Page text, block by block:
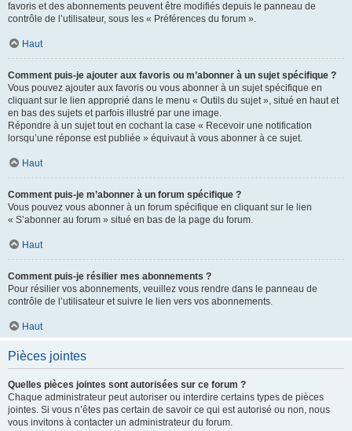
favoris et des abonnements peuvent être modifiés depuis le panneau de
contrôle de l’utilisateur, sous les « Préférences du forum ».
Haut
Comment puis-je ajouter aux favoris ou m’abonner à un sujet spécifique ?
Vous pouvez ajouter aux favoris ou vous abonner à un sujet spécifique en
cliquant sur le lien approprié dans le menu « Outils du sujet », situé en haut et
en bas des sujets et parfois illustré par une image.
Répondre à un sujet tout en cochant la case « Recevoir une notification
lorsqu’une réponse est publiée » équivaut à vous abonner à ce sujet.
Haut
Comment puis-je m’abonner à un forum spécifique ?
Vous pouvez vous abonner à un forum spécifique en cliquant sur le lien
« S’abonner au forum » situé en bas de la page du forum.
Haut
Comment puis-je résilier mes abonnements ?
Pour résilier vos abonnements, veuillez vous rendre dans le panneau de
contrôle de l’utilisateur et suivre le lien vers vos abonnements.
Haut
Pièces jointes
Quelles pièces jointes sont autorisées sur ce forum ?
Chaque administrateur peut autoriser ou interdire certains types de pièces
jointes. Si vous n’êtes pas certain de savoir ce qui est autorisé ou non, nous
vous invitons à contacter un administrateur du forum.